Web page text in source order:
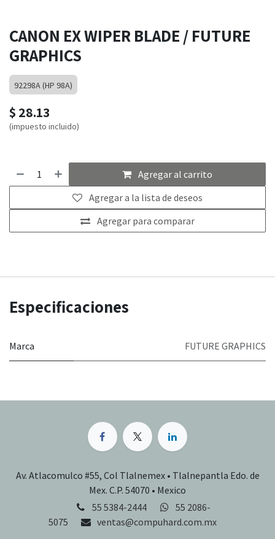
CANON EX WIPER BLADE / FUTURE
GRAPHICS
92298A (HP 98A)
$ 28.13
(impuesto incluido)
Agregar al carrito
Agregar para comparar
Agregar a la lista de deseos
Especificaciones
Marca FUTURE GRAPHICS
Av. Atlacomulco #55, Col Tlalnemex • Tlalnepantla Edo. de
Mex. C.P. 54070 • Mexico
55 5384-2444
55 2086-
5075
ventas@compuhard.com.mx